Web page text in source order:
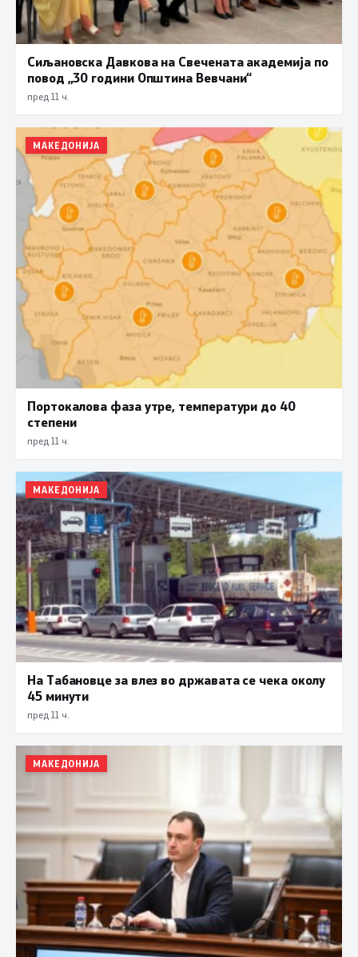
Сиљановска Давкова на Свечената академија по
повод „30 години Општина Вевчани“
пред 11 ч.
МАКЕДОНИЈА
Портокалова фаза утре, температури до 40
степени
пред 11 ч.
МАКЕДОНИЈА
На Табановце за влез во државата се чека околу
45 минути
пред 11 ч.
МАКЕДОНИЈА